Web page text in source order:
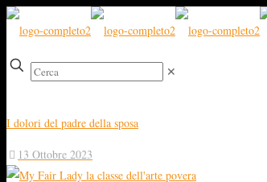
✕
I dolori del padre della sposa
13 Ottobre 2023